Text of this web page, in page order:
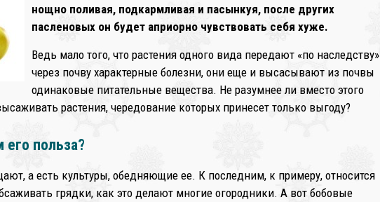
нощно поливая, подкармливая и пасынкуя, после других
пасленовых он будет априорно чувствовать себя хуже.
Ведь мало того, что растения одного вида передают «по наследству»
через почву характерные болезни, они еще и высасывают из почвы
одинаковые питательные вещества. Не разумнее ли вместо этого
растения, чередование которых принесет только выгоду?
польза?
а есть культуры, обедняющие ее. К последним, к примеру, относится
грядки, как это делают многие огородники. А вот бобовые
❄